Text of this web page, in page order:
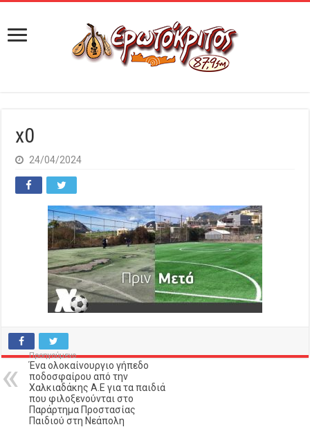
x0
24/04/2024
Προηγούμενο
Ένα ολοκαίνουργιο γήπεδο
ποδοσφαίρου από την
Χαλκιαδάκης Α.Ε για τα παιδιά
που φιλοξενούνται στο
Παράρτημα Προστασίας
Παιδιού στη Νεάπολη